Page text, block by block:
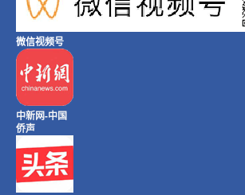
微信视频号
中新网-中国
侨声